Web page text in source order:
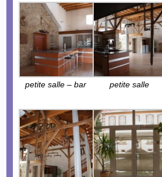
petite salle – bar petite salle